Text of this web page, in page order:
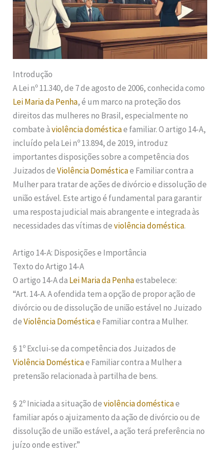
Introdução
A Lei nº 11.340, de 7 de agosto de 2006, conhecida como
Lei Maria da Penha, é um marco na proteção dos
direitos das mulheres no Brasil, especialmente no
combate àviolência domésticae familiar. O artigo 14-A,
incluído pela Lei nº 13.894, de 2019, introduz
importantes disposições sobre a competência dos
Juizados deViolência Domésticae Familiar contra a
Mulher para tratar de ações de divórcio e dissolução de
união estável. Este artigo é fundamental para garantir
uma resposta judicial mais abrangente e integrada às
necessidades das vítimas deviolência doméstica.
Artigo 14-A: Disposições e Importância
Texto do Artigo 14-A
O artigo 14-A da Lei Maria da Penhaestabelece:
“Art. 14-A. A ofendida tem a opção de propor ação de
divórcio ou de dissolução de união estável no Juizado
deViolência Domésticae Familiar contra a Mulher.
§ 1º Exclui-se da competência dos Juizados de
Violência Domésticae Familiar contra a Mulher a
pretensão relacionada à partilha de bens.
§ 2º Iniciada a situação deviolência domésticae
familiar após o ajuizamento da ação de divórcio ou de
dissolução de união estável, a ação terá preferência no
juízo onde estiver.”